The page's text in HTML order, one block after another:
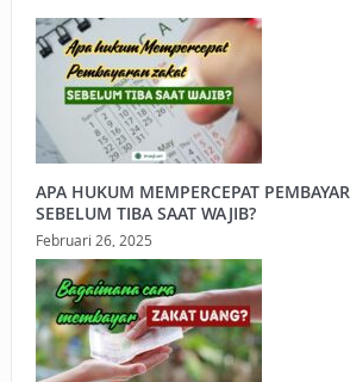
APA HUKUM MEMPERCEPAT
SEBELUM TIBA SAAT WAJIB?
Februari 26, 2025